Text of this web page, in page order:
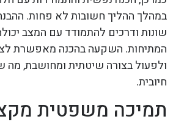
במהלך ההליך חשובות לא פחות.
שונות ודרכים להתמודד עם המצב
המתיחות. השקעה בהכנה מאפשרת
ולפעול בצורה שיטתית ומחושבת, מה
חיובית.
תמיכה משפטית